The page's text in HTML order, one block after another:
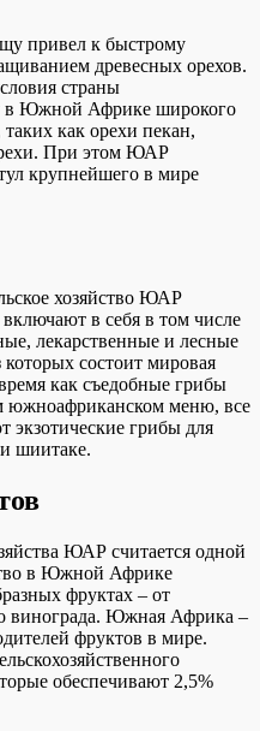
привел к быстрому
древесных орехов.
страны
в Южной Африке широкого
как орехи пекан,
При этом ЮАР
крупнейшего в мире
хозяйство ЮАР
в себя в том числе
лекарственные и лесные
состоит мировая
как съедобные грибы
южноафриканском меню, все
экзотические грибы для
шиитаке.
ЮАР считается одной
в Южной Африке
фруктах – от
винограда. Южная Африка –
фруктов в мире.
обеспечивают 2,5%